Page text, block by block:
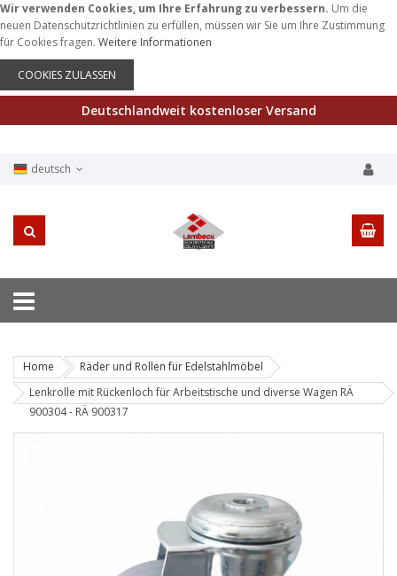
Wir verwenden Cookies, um Ihre Erfahrung zu verbessern. Um die
neuen Datenschutzrichtlinien zu erfüllen, müssen wir Sie um Ihre Zustimmung
für Cookies fragen. Weitere Informationen
COOKIES ZULASSEN
Deutschlandweit kostenloser Versand
deutsch
Home
Räder und Rollen für Edelstahlmöbel
Lenkrolle mit Rückenloch für Arbeitstische und diverse Wagen RÄ
900304 - RÄ 900317